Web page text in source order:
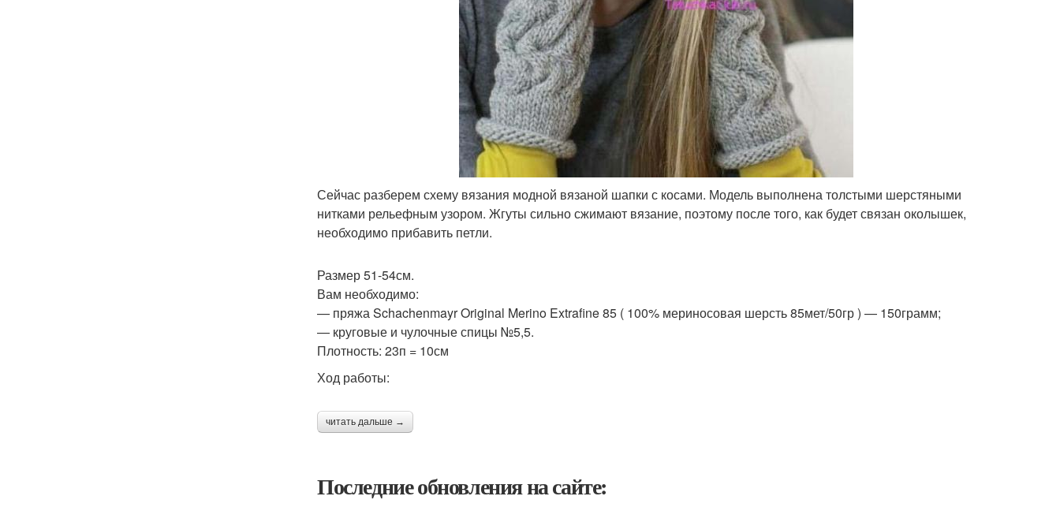
Сейчас разберем схему вязания модной вязаной шапки с косами. Модель выполнена толстыми шерстяными
нитками рельефным узором. Жгуты сильно сжимают вязание, поэтому после того, как будет связан околышек,
необходимо прибавить петли.
Размер 51-54см.
Вам необходимо:
— пряжа Schachenmayr Original Merino Extrafine 85 ( 100% мериносовая шерсть 85мет/50гр ) — 150грамм;
— круговые и чулочные спицы №5,5.
Плотность: 23п = 10см
Ход работы:
читать дальше →
Последние обновления на сайте: